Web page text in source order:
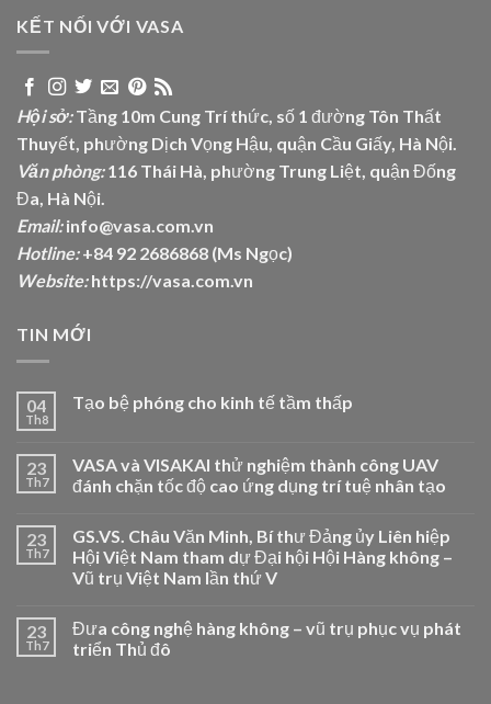
KẾT NỐI VỚI VASA
Hội sở:Tầng 10m Cung Trí thức, số 1 đường Tôn Thất
Thuyết, phường Dịch Vọng Hậu, quận Cầu Giấy, Hà Nội.
Văn phòng:116 Thái Hà, phường Trung Liệt, quận Đống
Đa, Hà Nội.
Email:info@vasa.com.vn
Hotline:+84 92 2686868 (Ms Ngọc)
Website: https://vasa.com.vn
TIN MỚI
04
Th8
Tạo bệ phóng cho kinh tế tầm thấp
23
Th7
VASA và VISAKAI thử nghiệm thành công UAV
đánh chặn tốc độ cao ứng dụng trí tuệ nhân tạo
23
Th7
GS.VS. Châu Văn Minh, Bí thư Đảng ủy Liên hiệp
Hội Việt Nam tham dự Đại hội Hội Hàng không –
Vũ trụ Việt Nam lần thứ V
23
Th7
Đưa công nghệ hàng không – vũ trụ phục vụ phát
triển Thủ đô